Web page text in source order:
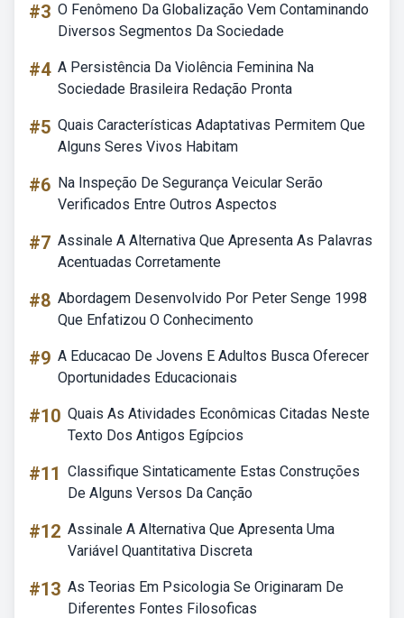
#3 O Fenômeno Da Globalização Vem Contaminando
Diversos Segmentos Da Sociedade
#4 A Persistência Da Violência Feminina Na
Sociedade Brasileira Redação Pronta
#5 Quais Características Adaptativas Permitem Que
Alguns Seres Vivos Habitam
#6 Na Inspeção De Segurança Veicular Serão
Verificados Entre Outros Aspectos
#7 Assinale A Alternativa Que Apresenta As Palavras
Acentuadas Corretamente
#8 Abordagem Desenvolvido Por Peter Senge 1998
Que Enfatizou O Conhecimento
#9 A Educacao De Jovens E Adultos Busca Oferecer
Oportunidades Educacionais
#10 Quais As Atividades Econômicas Citadas Neste
Texto Dos Antigos Egípcios
#11 Classifique Sintaticamente Estas Construções
De Alguns Versos Da Canção
#12 Assinale A Alternativa Que Apresenta Uma
Variável Quantitativa Discreta
#13 As Teorias Em Psicologia Se Originaram De
Diferentes Fontes Filosoficas